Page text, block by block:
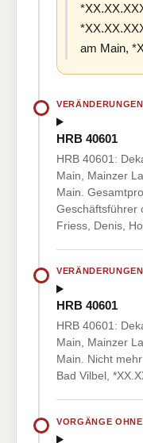
am Main,
VERÄNDERUNGEN
HRB 40601
HRB 40601:
Main, Mainzer
Main.
Geschäftsführer
Friess, Denis,
VERÄNDERUNGEN
HRB 40601
HRB 40601:
Main, Mainzer
Main. Nicht
Bad Vilbel,
VORGÄNGE